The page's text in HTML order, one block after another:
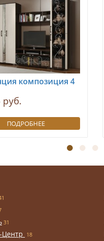
композиция 4
руб.
ПОДРОБНЕЕ
31
18